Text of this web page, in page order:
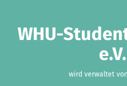
WHU-
e.V.
wird verwaltet